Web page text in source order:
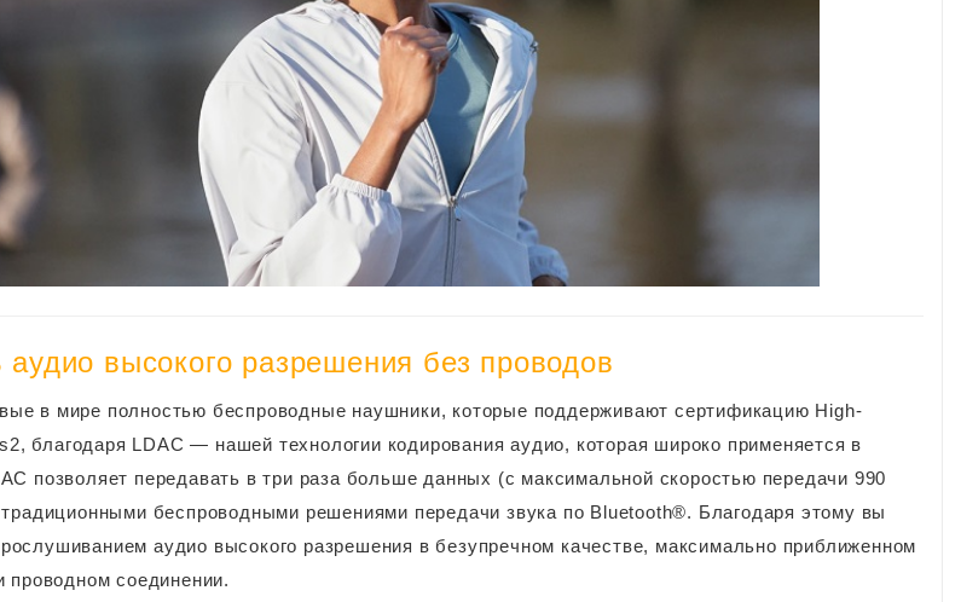
высокого разрешения без проводов
в мире полностью беспроводные наушники, которые поддерживают сертификацию High-
благодаря LDAC — нашей технологии кодирования аудио, которая широко применяется в
позволяет передавать в три раза больше данных (с максимальной скоростью передачи 990
беспроводными решениями передачи звука по Bluetooth®. Благодаря этому вы
аудио высокого разрешения в безупречном качестве, максимально приближенном
проводном соединении.